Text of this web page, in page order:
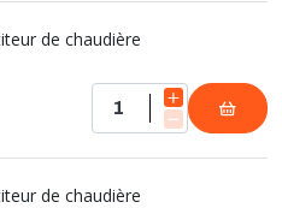
de chaudière
de chaudière